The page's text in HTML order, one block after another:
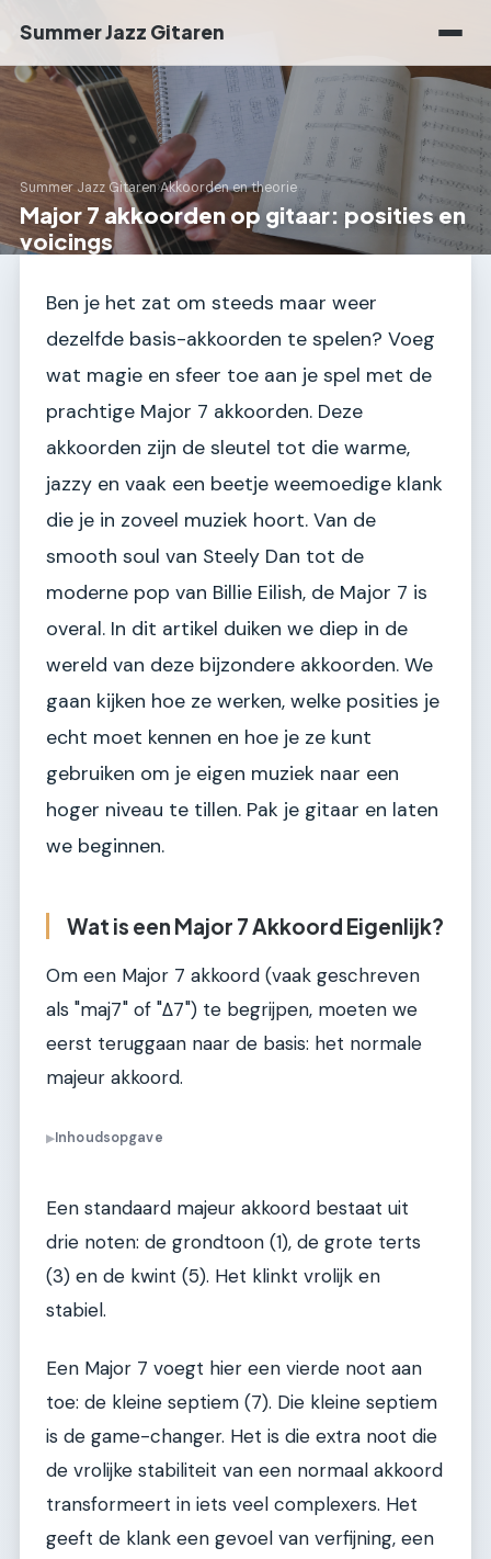
Summer Jazz Gitaren
Summer Jazz Gitaren›Akkoorden en theorie
Major 7 akkoorden op gitaar: posities en
voicings
Ben je het zat om steeds maar weer
dezelfde basis-akkoorden te spelen? Voeg
wat magie en sfeer toe aan je spel met de
prachtige Major 7 akkoorden. Deze
akkoorden zijn de sleutel tot die warme,
jazzy en vaak een beetje weemoedige klank
die je in zoveel muziek hoort. Van de
smooth soul van Steely Dan tot de
moderne pop van Billie Eilish, de Major 7 is
overal. In dit artikel duiken we diep in de
wereld van deze bijzondere akkoorden. We
gaan kijken hoe ze werken, welke posities je
echt moet kennen en hoe je ze kunt
gebruiken om je eigen muziek naar een
hoger niveau te tillen. Pak je gitaar en laten
we beginnen.
Wat is een Major 7 Akkoord Eigenlijk?
Om een Major 7 akkoord (vaak geschreven
als "maj7" of "Δ7") te begrijpen, moeten we
eerst teruggaan naar de basis: het normale
majeur akkoord.
▶Inhoudsopgave
Een standaard majeur akkoord bestaat uit
drie noten: de grondtoon (1), de grote terts
(3) en de kwint (5). Het klinkt vrolijk en
stabiel.
Een Major 7 voegt hier een vierde noot aan
toe: de kleine septiem (7). Die kleine septiem
is de game-changer. Het is die extra noot die
de vrolijke stabiliteit van een normaal akkoord
transformeert in iets veel complexers. Het
geeft de klank een gevoel van verfijning, een